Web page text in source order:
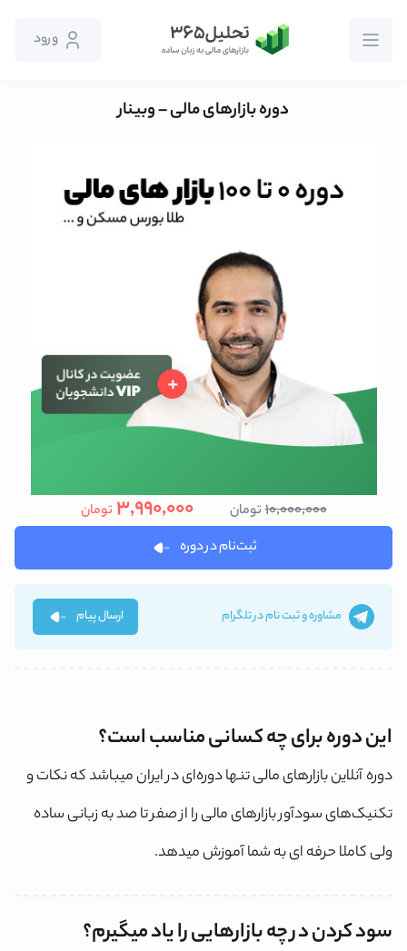
ورود
دوره بازارهای مالی – وبینار
10,000,000تومان 3,990,000 تومان
ثبت‌نام در دوره
مشاوره و ثبت نام در تلگرام ارسال پیام
این دوره برای چه کسانی مناسب است؟
دوره آنلاین بازارهای مالی تنها دوره‌ای در ایران میباشد که نکات و
تکنیک‌های سودآور بازارهای مالی را از صفر تا صد به زبانی ساده
ولی کاملا حرفه ای به شما آموزش میدهد.
سود کردن در چه بازارهایی را یاد میگیرم؟